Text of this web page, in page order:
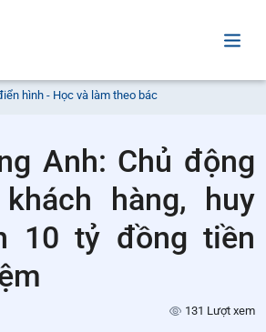
hình - Học và làm theo bác
Anh: Chủ động
hàng, huy
10 tỷ đồng tiền
131 Lượt xem